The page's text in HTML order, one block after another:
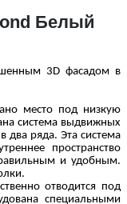
Белый
3 D фасадом в
место под низкую
система выдвижных
два ряда. Эта система
пространство
и удобным.
отводится под
специальными